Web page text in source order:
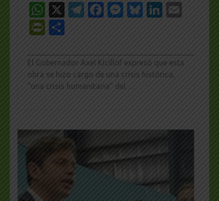
WhatsApp
X Telegram
Facebook
Messenger
Bluesky
PrintFriendly
El Gobernador Axel Kicillof expresó que esta
obra se hizo cargo de una crisis histórica,
“una crisis humanitaria” del …